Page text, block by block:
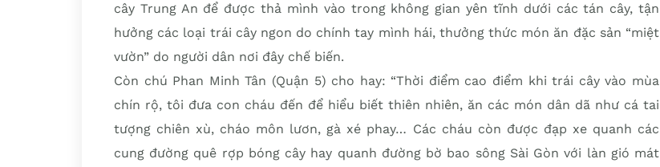
cây Trung An để được thả mình vào trong không gian yên tĩnh dưới các tán cây, tận
hưởng các loại trái cây ngon do chính tay mình hái, thưởng thức món ăn đặc sản “miệt
vườn” do người dân nơi đây chế biến.
Còn chú Phan Minh Tân (Quận 5) cho hay: “Thời điểm cao điểm khi trái cây vào mùa
chín rộ, tôi đưa con cháu đến để hiểu biết thiên nhiên, ăn các món dân dã như cá tai
tượng chiên xù, cháo môn lươn, gà xé phay… Các cháu còn được đạp xe quanh các
cung đường quê rợp bóng cây hay quanh đường bờ bao sông Sài Gòn với làn gió mát